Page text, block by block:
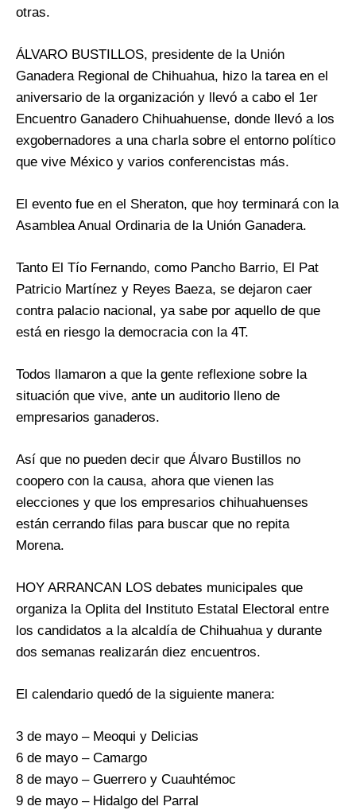
otras.
ÁLVARO BUSTILLOS, presidente de la Unión
Ganadera Regional de Chihuahua, hizo la tarea en el
aniversario de la organización y llevó a cabo el 1er
Encuentro Ganadero Chihuahuense, donde llevó a los
exgobernadores a una charla sobre el entorno político
que vive México y varios conferencistas más.
El evento fue en el Sheraton, que hoy terminará con la
Asamblea Anual Ordinaria de la Unión Ganadera.
Tanto El Tío Fernando, como Pancho Barrio, El Pat
Patricio Martínez y Reyes Baeza, se dejaron caer
contra palacio nacional, ya sabe por aquello de que
está en riesgo la democracia con la 4T.
Todos llamaron a que la gente reflexione sobre la
situación que vive, ante un auditorio lleno de
empresarios ganaderos.
Así que no pueden decir que Álvaro Bustillos no
coopero con la causa, ahora que vienen las
elecciones y que los empresarios chihuahuenses
están cerrando filas para buscar que no repita
Morena.
HOY ARRANCAN LOS debates municipales que
organiza la Oplita del Instituto Estatal Electoral entre
los candidatos a la alcaldía de Chihuahua y durante
dos semanas realizarán diez encuentros.
El calendario quedó de la siguiente manera:
3 de mayo – Meoqui y Delicias
6 de mayo – Camargo
8 de mayo – Guerrero y Cuauhtémoc
9 de mayo – Hidalgo del Parral